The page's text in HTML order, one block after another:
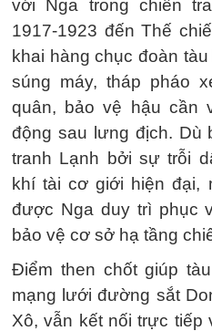
với Nga trong chiến
1917-1923 đến Thế
khai hàng chục đoàn
súng máy, tháp pháo
quân, bảo vệ hậu cần
động sau lưng địch. Dù
tranh Lạnh bởi sự trỗi
khí tài cơ giới hiện đại,
được Nga duy trì phục
bảo vệ cơ sở hạ tầng
Điểm then chốt giúp
mạng lưới đường sắt
Xô, vẫn kết nối trực